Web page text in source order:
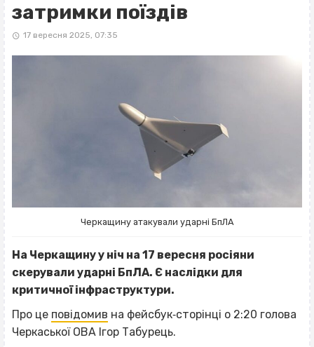
затримки поїздів
17 вересня 2025, 07:35
Черкащину атакували ударні БпЛА
На Черкащину у ніч на 17 вересня росіяни
скерували ударні БпЛА. Є наслідки для
критичної інфраструктури.
Про це повідомив на фейсбук‐сторінці о 2:20 голова
Черкаської ОВА Ігор Табурець.